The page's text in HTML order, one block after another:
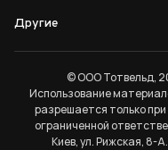
Другие
© ООО Тотвельд,
Использование
разрешается только
ограниченной
Киев, ул. Рижская, 8-